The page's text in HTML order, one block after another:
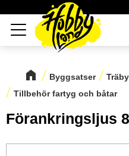
Meny
Byggsatser
Tillbehör fartyg och båtar
Förankringsljus